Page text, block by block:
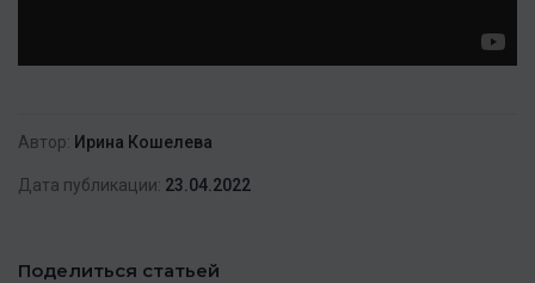
Автор: Ирина Кошелева
Дата публикации: 23.04.2022
Поделиться статьей